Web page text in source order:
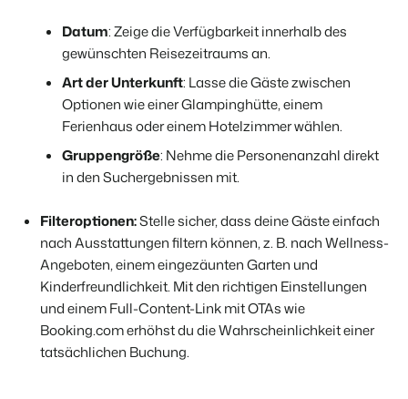
Datum: Zeige die Verfügbarkeit innerhalb des
gewünschten Reisezeitraums an.
Art der Unterkunft: Lasse die Gäste zwischen
Optionen wie einer Glampinghütte, einem
Ferienhaus oder einem Hotelzimmer wählen.
Gruppengröße: Nehme die Personenanzahl direkt
in den Suchergebnissen mit.
Filteroptionen:Stelle sicher, dass deine Gäste einfach
nach Ausstattungen filtern können, z. B. nach Wellness-
Angeboten, einem eingezäunten Garten und
Kinderfreundlichkeit. Mit den richtigen Einstellungen
und einem Full-Content-Link mit OTAs wie
Booking.com erhöhst du die Wahrscheinlichkeit einer
tatsächlichen Buchung.